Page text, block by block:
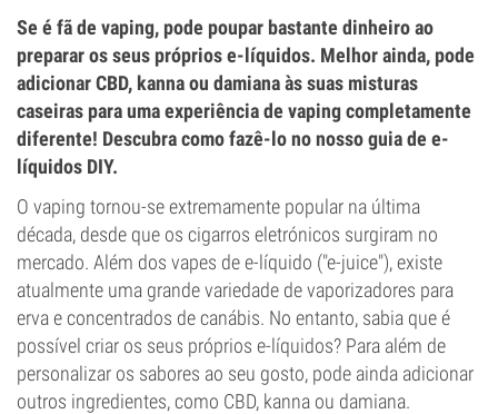
Se é fã de vaping, pode poupar bastante dinheiro ao
preparar os seus próprios e-líquidos. Melhor ainda, pode
adicionar CBD, kanna ou damiana às suas misturas
caseiras para uma experiência de vaping completamente
diferente! Descubra como fazê-lo no nosso guia de e-
líquidos DIY.
O vaping tornou-se extremamente popular na última
década, desde que os cigarros eletrónicos surgiram no
mercado. Além dos vapes de e-líquido ("e-juice"), existe
atualmente uma grande variedade de vaporizadores para
erva e concentrados de canábis. No entanto, sabia que é
possível criar os seus próprios e-líquidos? Para além de
personalizar os sabores ao seu gosto, pode ainda adicionar
outros ingredientes, como CBD, kanna ou damiana.